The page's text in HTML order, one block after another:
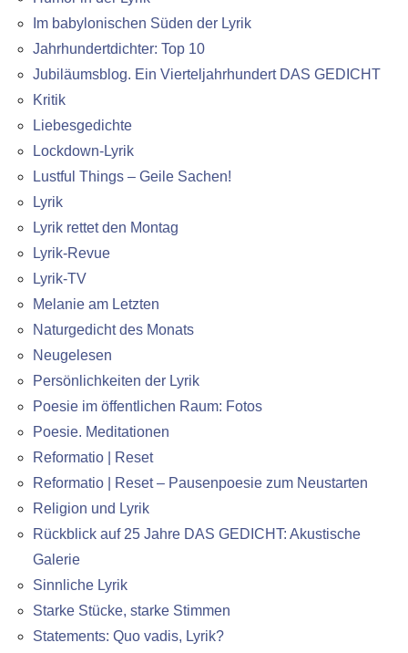
Im babylonischen Süden der Lyrik
Jahrhundertdichter: Top 10
Jubiläumsblog. Ein Vierteljahrhundert DAS GEDICHT
Kritik
Liebesgedichte
Lockdown-Lyrik
Lustful Things – Geile Sachen!
Lyrik
Lyrik rettet den Montag
Lyrik-Revue
Lyrik-TV
Melanie am Letzten
Naturgedicht des Monats
Neugelesen
Persönlichkeiten der Lyrik
Poesie im öffentlichen Raum: Fotos
Poesie. Meditationen
Reformatio | Reset
Reformatio | Reset – Pausenpoesie zum Neustarten
Religion und Lyrik
Rückblick auf 25 Jahre DAS GEDICHT: Akustische
Galerie
Sinnliche Lyrik
Starke Stücke, starke Stimmen
Statements: Quo vadis, Lyrik?